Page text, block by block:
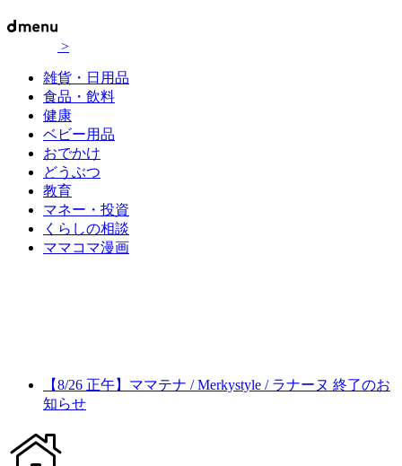
>
雑貨・日用品
食品・飲料
健康
ベビー用品
おでかけ
どうぶつ
教育
マネー・投資
くらしの相談
ママコマ漫画
【8/26 正午】ママテナ / Merkystyle / ラナーヌ 終了のお
知らせ